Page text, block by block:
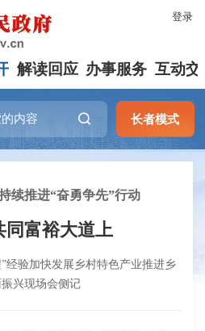
登录
解读回应 办事服务 互动交
长者模式
续推进“奋勇争先”行动
同富裕大道上
经验加快发展乡村特色产业推进乡
兴现场会侧记